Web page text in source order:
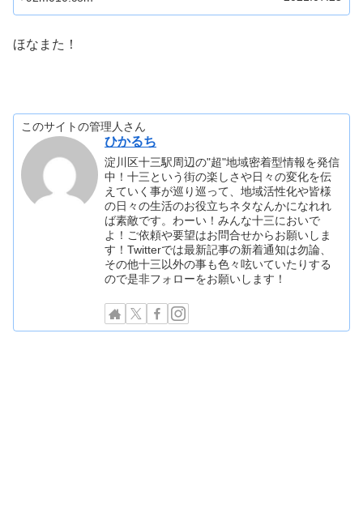
ほなまた！
このサイトの管理人さん
ひかるち
淀川区十三駅周辺の"超"地域密着型情報を発信
中！十三という街の楽しさや日々の変化を伝
えていく事が巡り巡って、地域活性化や皆様
の日々の生活のお役立ちネタなんかになれれ
ば素敵です。わーい！みんな十三においで
よ！ご依頼や要望はお問合せからお願いしま
す！Twitterでは最新記事の新着通知は勿論、
その他十三以外の事も色々呟いていたりする
ので是非フォローをお願いします！